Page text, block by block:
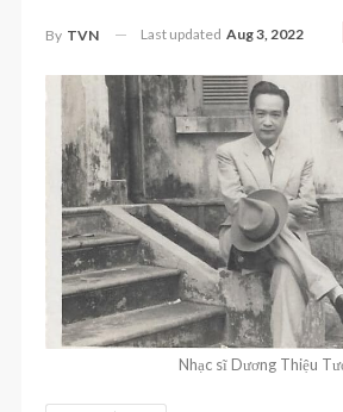
By TVN Last updated Aug 3, 2022
Nhạc sĩ Dương Thiệu